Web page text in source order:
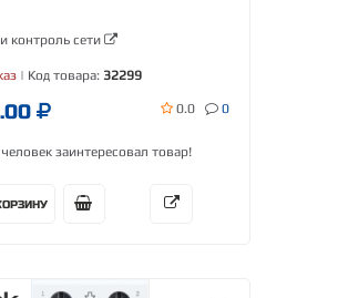
контроль сети
| Код товара: 32299
0.0 0
заинтересовал товар!